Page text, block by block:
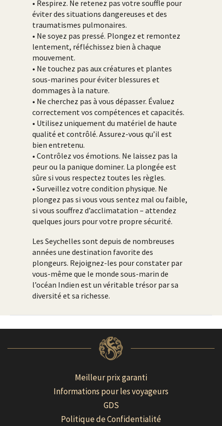
• Respirez. Ne retenez pas votre souffle pour
éviter des situations dangereuses et des
traumatismes pulmonaires.
• Ne soyez pas pressé. Plongez et remontez
lentement, réfléchissez bien à chaque
mouvement.
• Ne touchez pas aux créatures et plantes
sous-marines pour éviter blessures et
dommages à la nature.
• Ne cherchez pas à vous dépasser. Évaluez
correctement vos compétences et capacités.
• Utilisez uniquement du matériel de haute
qualité et contrôlé. Assurez-vous qu’il est
bien entretenu.
• Contrôlez vos émotions. Ne laissez pas la
peur ou la panique dominer. La plongée est
sûre si vous respectez toutes les règles.
• Surveillez votre condition physique. Ne
plongez pas si vous vous sentez mal ou faible,
si vous souffrez d’acclimatation – attendez
quelques jours pour votre propre sécurité.
Les Seychelles sont depuis de nombreuses
années une destination favorite des
plongeurs. Rejoignez-les pour constater par
vous-même que le monde sous-marin de
l’océan Indien est un véritable trésor par sa
diversité et sa richesse.
Meilleur prix garanti
Informations pour les voyageurs
GDS
Politique de Confidentialité